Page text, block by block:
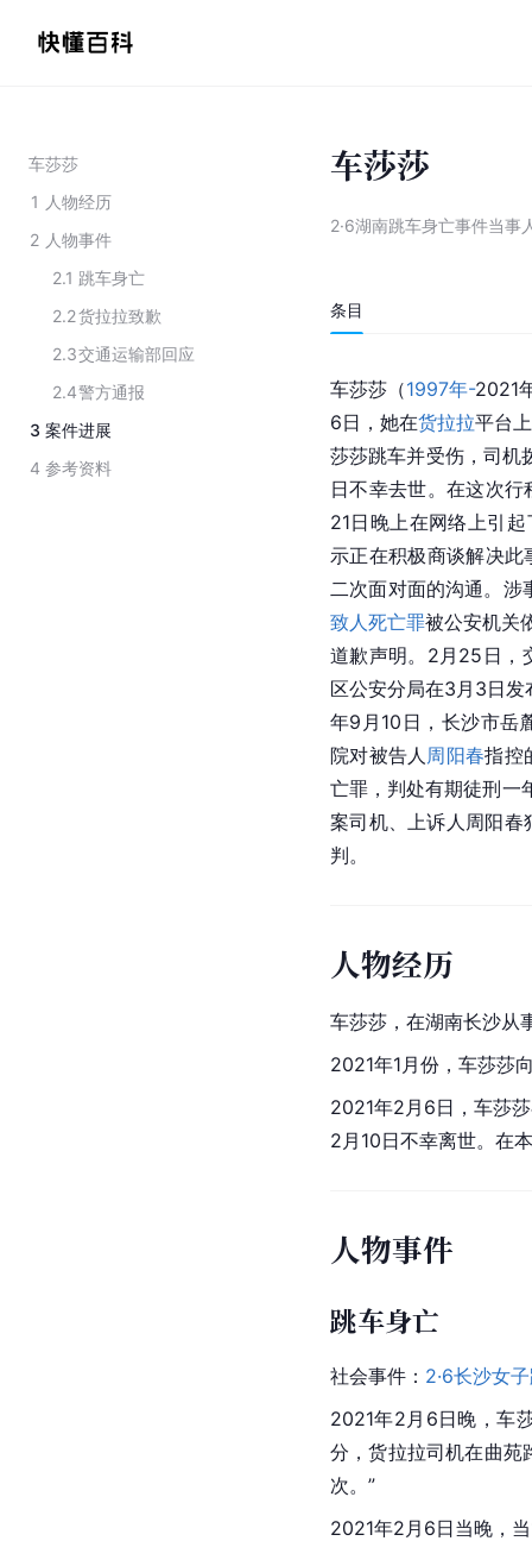
车莎莎
1 人物经历
2 人物事件
2.1 跳车身亡
2.2货拉拉致歉
2.3交通运输部回应
2.4警方通报
3 案件进展
4 参考资料
车莎莎
2·6湖南跳车身亡事件当事
条目
车莎莎（1997年-2021
6日，她在货拉拉平台
莎莎跳车并受伤，司机
日不幸去世。在这次
21日晚上在网络上引
示正在积极商谈解决
二次面对面的沟通。
致人死亡罪被公安机关
道歉声明。2月25日，
区公安分局在3月3日
年9月10日，长沙市岳
院对被告人 周阳春指控
亡罪，判处有期徒刑一
案司机、上诉人周阳春
判。
人物经历
车莎莎，在湖南长沙从
2021年1月份，车莎莎
2021年2月6日，车莎
2月10日不幸离世。在
人物事件
跳车身亡
社会事件： 2·6长沙女
2021年2月6日晚，车
分，货拉拉司机在曲苑
次。”
2021年2月6日当晚，